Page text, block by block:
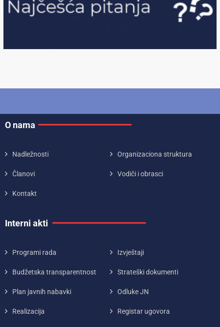
O nama
Nadležnosti Organizaciona struktura
Članovi Vodiči i obrasci
Kontakt
Interni akti
Programi rada Izvještaji
Budžetska transparentnost Strateški dokumenti
Plan javnih nabavki Odluke JN
Realizacija Registar ugovora